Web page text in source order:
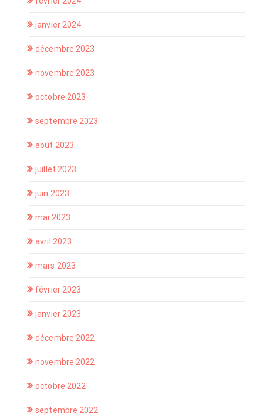
janvier 2024
décembre 2023
novembre 2023
octobre 2023
septembre 2023
août 2023
juillet 2023
juin 2023
mai 2023
avril 2023
mars 2023
février 2023
janvier 2023
décembre 2022
novembre 2022
octobre 2022
septembre 2022